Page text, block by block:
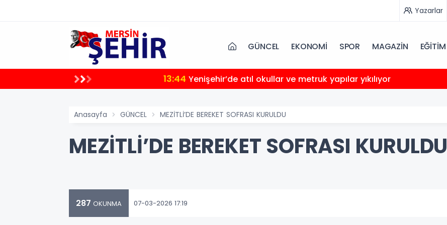
Yazarlar
GÜNCEL EKONOMİ SPOR MAGAZİN EĞİTİM
13:44 Yenişehir’de atıl okullar ve metruk yapılar yıkılıyor
Anasayfa GÜNCEL MEZİTLİ’DE BEREKET SOFRASI KURULDU
MEZİTLİ’DE BEREKET SOFRASI KURULDU
287 OKUNMA 07-03-2026 17:19